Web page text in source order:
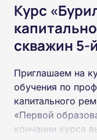
Курс
скважин 5-
Приглашаем на
обучения по
капитального
«Первой
кончании курса